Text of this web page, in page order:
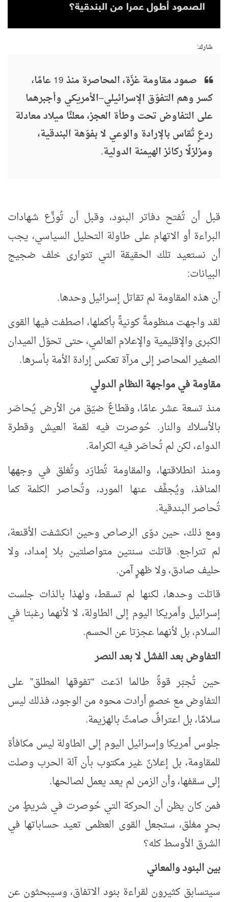
شارك:
صمود مقاومة غزّة، المحاصرة منذ 19 عامًا،
كسر وهم التفوّق الإسرائيلي–الأمريكي وأجبرهما
على التفاوض تحت وطأة العجز، معلنًا ميلاد معادلة
ردعٍ تُقاس بالإرادة والوعي لا بفوّهة البندقية،
ومزلزلًا ركائز الهيمنة الدولية.
قبل أن تُفتح دفاتر البنود، وقبل أن تُوزَّع شهادات
البراءة أو الاتهام على طاولة التحليل السياسي، يجب
أن نستعيد تلك الحقيقة التي تتوارى خلف ضجيج
البيانات:
أن هذه المقاومة لم تقاتل إسرائيل وحدها.
لقد واجهت منظومةً كونيةً بأكملها، اصطفت فيها القوى
الكبرى والإقليمية والإعلام العالمي، حتى تحوّل الميدان
الصغير المحاصر إلى مرآة تعكس إرادة الأمة بأسرها.
مقاومة في مواجهة النظام الدولي
منذ تسعة عشر عامًا، وقطاعٌ ضيّق من الأرض يُحاصَر
بالأسلاك والنار. حُوصرت فيه لقمة العيش وقطرة
الدواء، لكن لم تُحاصَر فيه الكرامة.
ومنذ انطلاقتها، والمقاومة تُطارَد وتُغلق في وجهها
المنافذ، ويُجفَّف عنها المورد، وتُحاصر الكلمة كما
تُحاصر البندقية.
ومع ذلك، حين دوّى الرصاص وحين انكشفت الأقنعة،
لم تتراجع. قاتلت سنتين متواصلتين بلا إمداد، ولا
حليف صادق، ولا ظهرٍ آمن.
قاتلت وحدها، لكنها لم تسقط، ولهذا بالذات جلست
إسرائيل وأمريكا اليوم إلى الطاولة، لا لأنهما رغبتا في
السلام، بل لأنهما عجزتا عن الحسم.
التفاوض بعد الفشل لا بعد النصر
حين تُجبَر قوةٌ طالما ادّعت
“تفوقها المطلق”
على
التفاوض مع خصمٍ أرادت محوه من الوجود، فذلك ليس
سلامًا، بل اعترافٌ صامتٌ بالهزيمة.
جلوس أمريكا وإسرائيل اليوم إلى الطاولة ليس مكافأة
للمقاومة، بل إعلانٌ غير مكتوب بأن آلة الحرب وصلت
إلى سقفها، وأن الزمن لم يعد يعمل لصالحها.
فمن كان يظن أن الحركة التي حُوصرت في شريطٍ من
بحرٍ مغلق، ستجعل القوى العظمى تعيد حساباتها في
الشرق الأوسط كله؟
بين البنود والمعاني
سيتسابق كثيرون لقراءة بنود الاتفاق، وسيبحثون عن